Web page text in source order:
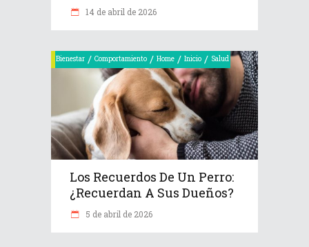
14 de abril de 2026
Bienestar / Comportamiento / Home / Inicio / Salud
Los Recuerdos De Un Perro:
¿recuerdan A Sus Dueños?
5 de abril de 2026